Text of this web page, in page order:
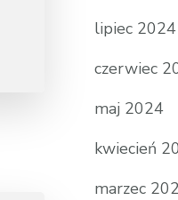
lipiec 2024
czerwiec
maj 2024
kwiecień
marzec